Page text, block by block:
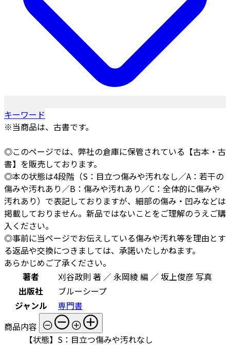
キーワード
※当商品は、古書です。
◎このページでは、弊社の倉庫に保管されている【古本・古
書】を販売しております。
◎本の状態は4段階（S：目立つ傷みや汚れなし／A：若干の
傷みや汚れあり／B：傷みや汚れあり／C：全体的に傷みや
汚れあり）で表記しておりますが、細部の傷み・凹みなどは
掲載しておりません。新品ではないことをご理解のうえご購
入ください。
◎事前に当ページでお伝えしている傷みや汚れ等を理由とす
る返品や交換につきましては、承諾いたしかねます。
あらかじめご了承ください。
著者
刈谷政則 著 ／ 永岡綾 編 ／ 坂上俊彦 写真
出版社
ブルーシープ
ジャンル
専門書
商品内容
【状態】S：目立つ傷みや汚れなし